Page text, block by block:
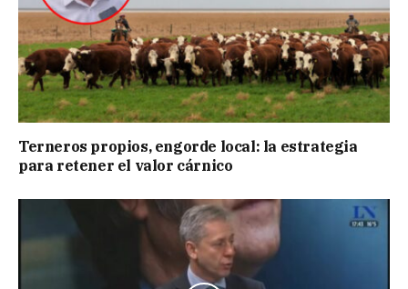
Terneros propios, engorde local: la estrategia
para retener el valor cárnico